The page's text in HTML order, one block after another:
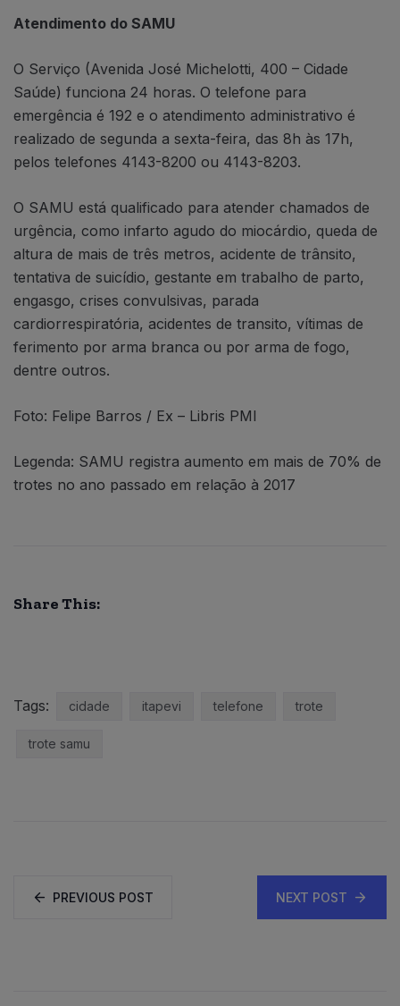
Atendimento do SAMU
O Serviço (Avenida José Michelotti, 400 – Cidade
Saúde) funciona 24 horas. O telefone para
emergência é 192 e o atendimento administrativo é
realizado de segunda a sexta-feira, das 8h às 17h,
pelos telefones 4143-8200 ou 4143-8203.
O SAMU está qualificado para atender chamados de
urgência, como infarto agudo do miocárdio, queda de
altura de mais de três metros, acidente de trânsito,
tentativa de suicídio, gestante em trabalho de parto,
engasgo, crises convulsivas, parada
cardiorrespiratória, acidentes de transito, vítimas de
ferimento por arma branca ou por arma de fogo,
dentre outros.
Foto: Felipe Barros / Ex – Libris PMI
Legenda: SAMU registra aumento em mais de 70% de
trotes no ano passado em relação à 2017
Share This:
Tags: cidade itapevi telefone trote
trote samu
PREVIOUS POST NEXT POST